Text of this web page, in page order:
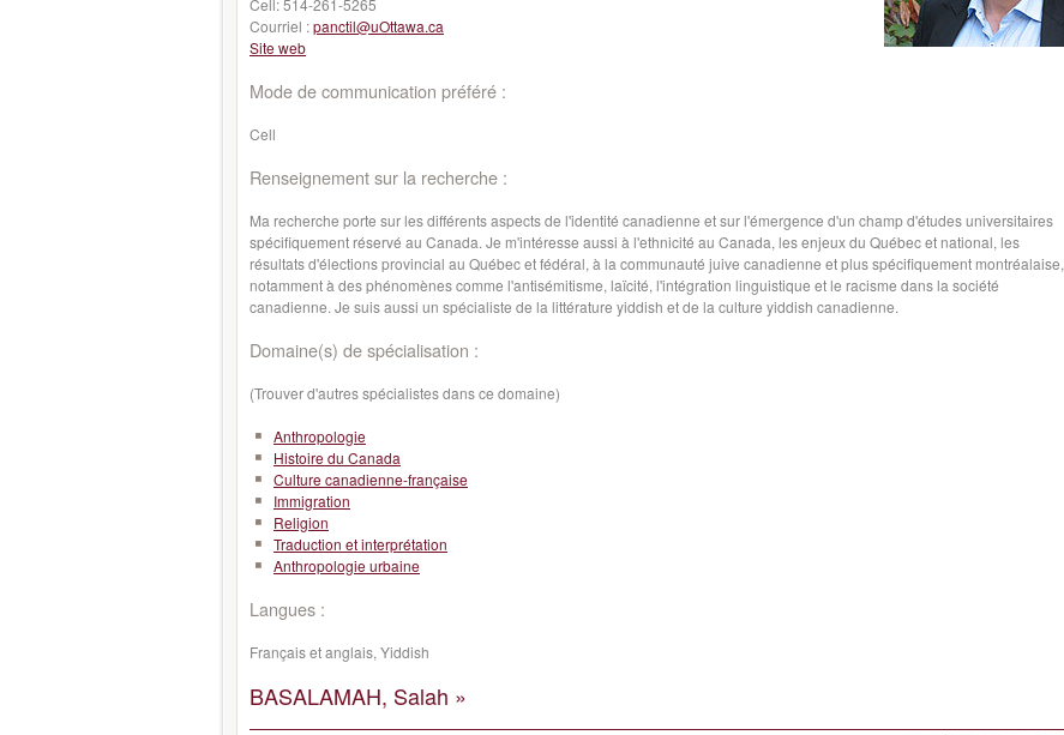
Cell:514-261-5265
Courriel :panctil@uOttawa.ca
Site web
Mode de communication préféré :
Cell
Renseignement sur la recherche :
Ma recherche porte sur les différents aspects de l'identité canadienne et sur l'émergence d'un champ d'études universitaires
spécifiquement réservé au Canada. Je m'intéresse aussi à l'ethnicité au Canada, les enjeux du Québec et national, les
résultats d'élections provincial au Québec et fédéral, à la communauté juive canadienne et plus spécifiquement montréalaise,
notamment à des phénomènes comme l'antisémitisme, laïcité, l'intégration linguistique et le racisme dans la société
canadienne. Je suis aussi un spécialiste de la littérature yiddish et de la culture yiddish canadienne.
Domaine(s) de spécialisation :
(Trouver d'autres spécialistes dans ce domaine)
Anthropologie
Histoire du Canada
Culture canadienne-française
Immigration
Religion
Traduction et interprétation
Anthropologie urbaine
Langues :
Français et anglais, Yiddish
BASALAMAH, Salah »